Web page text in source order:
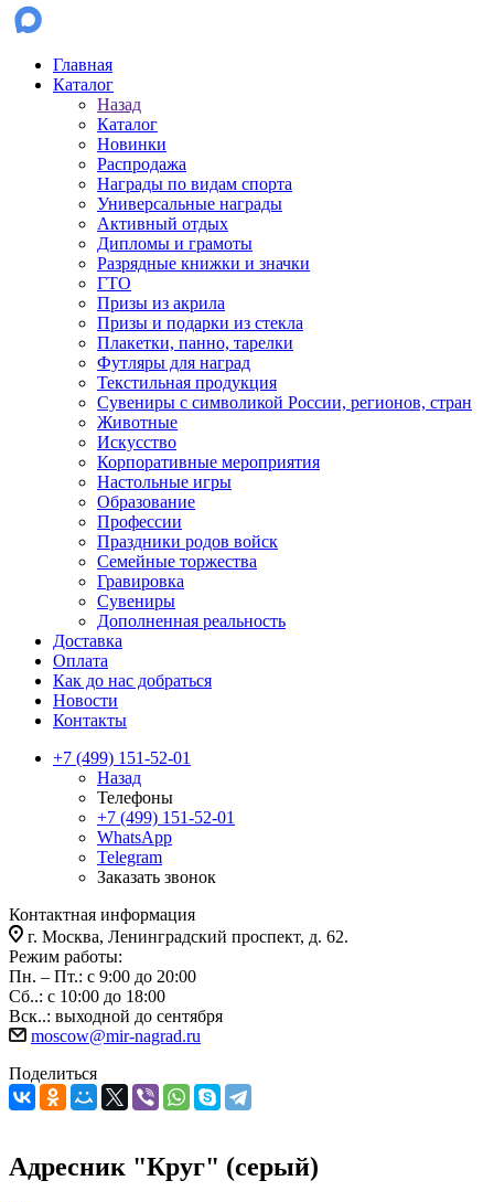
Главная
Каталог
Назад
Каталог
Новинки
Распродажа
Награды по видам спорта
Универсальные награды
Активный отдых
Дипломы и грамоты
Разрядные книжки и значки
ГТО
Призы из акрила
Призы и подарки из стекла
Плакетки, панно, тарелки
Футляры для наград
Текстильная продукция
Сувениры с символикой России, регионов, стран
Животные
Искусство
Корпоративные мероприятия
Настольные игры
Образование
Профессии
Праздники родов войск
Семейные торжества
Гравировка
Сувениры
Дополненная реальность
Доставка
Оплата
Как до нас добраться
Новости
Контакты
+7 (499) 151-52-01
Назад
Телефоны
+7 (499) 151-52-01
WhatsApp
Telegram
Заказать звонок
Контактная информация
г. Москва, Ленинградский проспект, д. 62.
Режим работы:
Пн. – Пт.: с 9:00 до 20:00
Сб..: с 10:00 до 18:00
Вск..: выходной до сентября
moscow@mir-nagrad.ru
Поделиться
Адресник "Круг" (серый)